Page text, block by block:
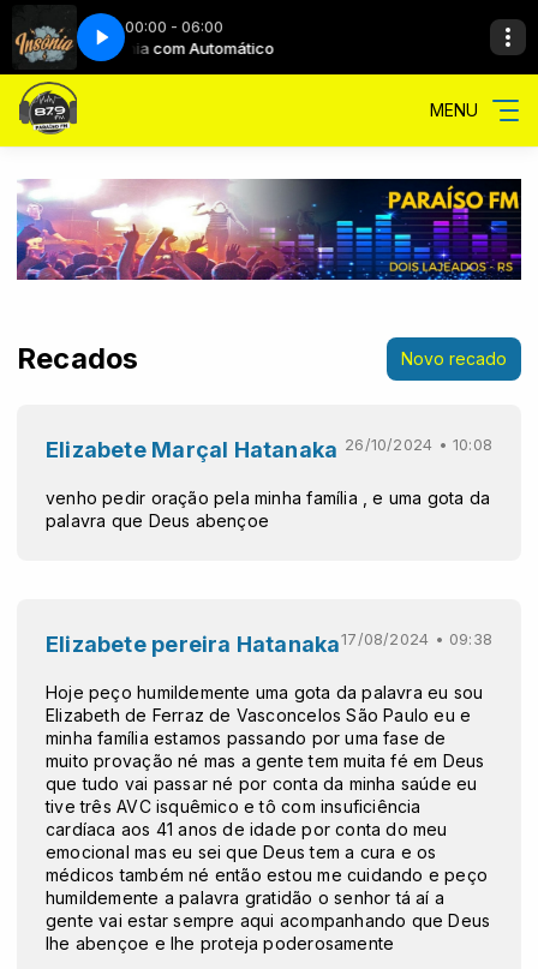
00:00 - 06:00
Insônia com Automático
MENU
Recados Novo recado
Elizabete Marçal Hatanaka 26/10/2024 • 10:08
venho pedir oração pela minha família , e uma gota da
palavra que Deus abençoe
Elizabete pereira Hatanaka17/08/2024 • 09:38
Hoje peço humildemente uma gota da palavra eu sou
Elizabeth de Ferraz de Vasconcelos São Paulo eu e
minha família estamos passando por uma fase de
muito provação né mas a gente tem muita fé em Deus
que tudo vai passar né por conta da minha saúde eu
tive três AVC isquêmico e tô com insuficiência
cardíaca aos 41 anos de idade por conta do meu
emocional mas eu sei que Deus tem a cura e os
médicos também né então estou me cuidando e peço
humildemente a palavra gratidão o senhor tá aí a
gente vai estar sempre aqui acompanhando que Deus
lhe abençoe e lhe proteja poderosamente